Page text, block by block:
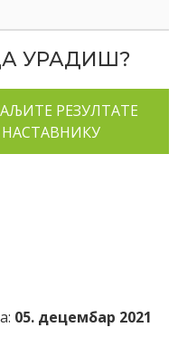
УРАДИШ?
05. децембар 2021